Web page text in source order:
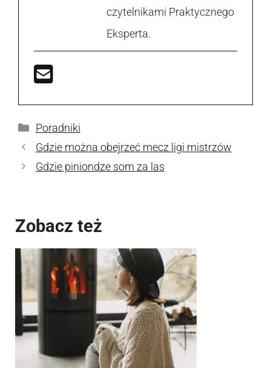
czytelnikami Praktycznego
Eksperta.
Kategorie
Poradniki
Gdzie można obejrzeć mecz ligi mistrzów
Gdzie piniondze som za las
Zobacz też